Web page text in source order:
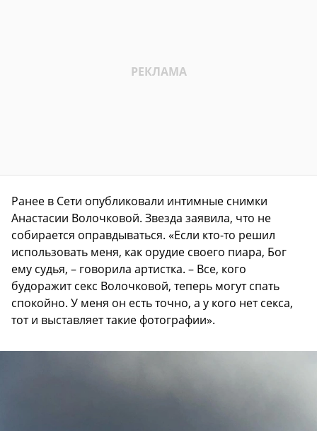
Ранее в Сети опубликовали интимные снимки
Анастасии Волочковой. Звезда заявила, что не
собирается оправдываться. «Если кто-то решил
использовать меня, как орудие своего пиара, Бог
ему судья, – говорила артистка. – Все, кого
будоражит секс Волочковой, теперь могут спать
спокойно. У меня он есть точно, а у кого нет секса,
тот и выставляет такие фотографии».